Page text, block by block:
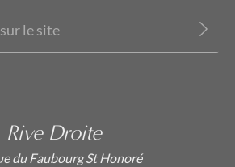
Rive Droite
du Faubourg St Honoré